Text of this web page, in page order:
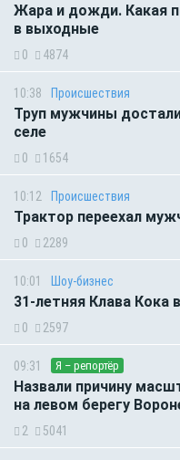
Жара и дожди. Какая
в выходные
0 4874
10:38 Происшествия
Труп мужчины
селе
0 1654
10:12 Происшествия
Трактор переехал
0 2289
10:01 Шоу-бизнес
31-летняя Клава
0 2597
09:31 Я – репортёр
Назвали причину
на левом берегу
2 5041